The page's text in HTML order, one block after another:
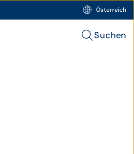
Österreich
Suchen